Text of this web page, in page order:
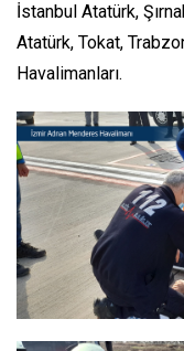
İstanbul Atatürk,
Atatürk, Tokat,
Havalimanları.